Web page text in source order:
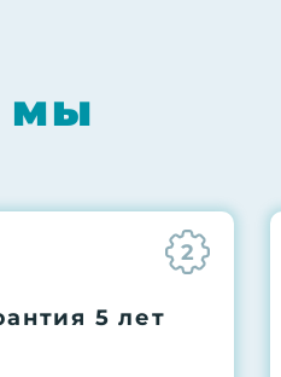
нагрузкой в течение
мы
2
5 лет